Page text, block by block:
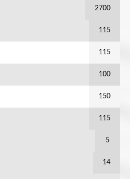
2700
115
115
100
150
115
5
14